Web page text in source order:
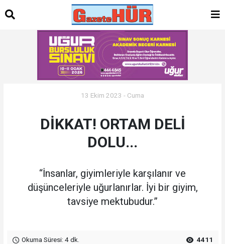
13 Ekim 2023 - Cuma
DİKKAT! ORTAM DELİ
DOLU...
“İnsanlar, giyimleriyle karşılanır ve
düşünceleriyle uğurlanırlar. İyi bir giyim,
tavsiye mektubudur.”
Okuma Süresi: 4 dk. 4411